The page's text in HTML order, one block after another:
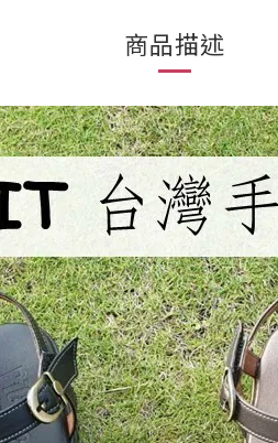
商品描述